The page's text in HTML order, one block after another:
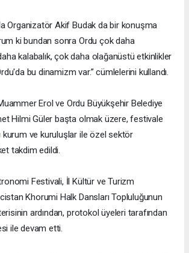
Organizatör Akif Budak da bir konuşma
ki bundan sonra Ordu çok daha
kalabalık, çok daha olağanüstü etkinlikler
bu dinamizm var.” cümlelerini kullandı.
Erol ve Ordu Büyükşehir Belediye
Hilmi Güler başta olmak üzere, festivale
kurum ve kuruluşlar ile özel sektör
takdim edildi.
Festivali, İl Kültür ve Turizm
Khorumi Halk Dansları Topluluğunun
ardından, protokol üyeleri tarafından
ile devam etti.